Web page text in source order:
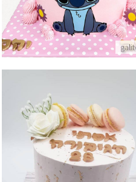
עוגה לאשה